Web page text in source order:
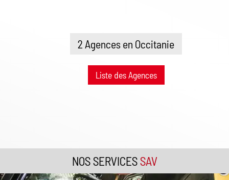
2 Agences en Occitanie
Liste des Agences
NOS SERVICESSAV